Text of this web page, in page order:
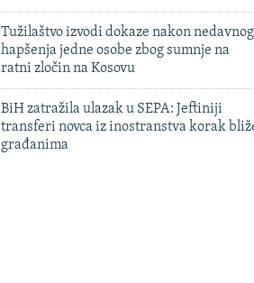
Tužilaštvo izvodi dokaze nakon nedavnog
hapšenja jedne osobe zbog sumnje na
ratni zločin na Kosovu
BiH zatražila ulazak u SEPA: Jeftiniji
transferi novca iz inostranstva korak
građanima